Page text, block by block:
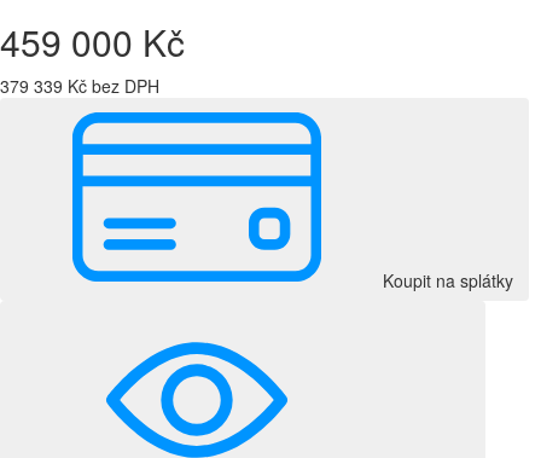
459 000 Kč
379 339 Kč bez DPH
Koupit na splátky